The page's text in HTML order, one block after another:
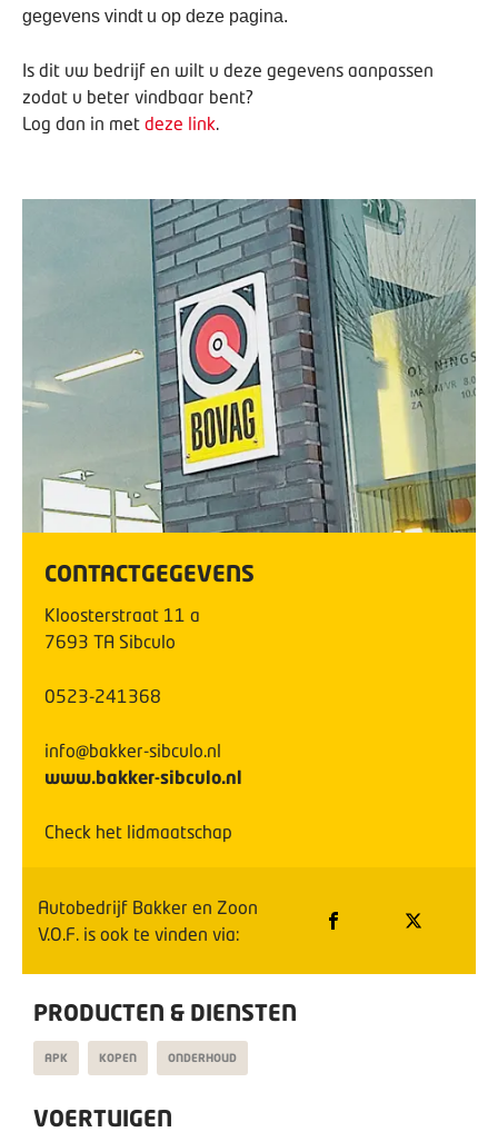
gegevens vindt u op deze pagina.
Is dit uw bedrijf en wilt u deze gegevens aanpassen
zodat u beter vindbaar bent?
Log dan in met deze link.
CONTACTGEGEVENS
Kloosterstraat 11 a
7693 TA Sibculo
0523-241368
info@bakker-sibculo.nl
www.bakker-sibculo.nl
Check het lidmaatschap
Autobedrijf Bakker en Zoon
V.O.F. is ook te vinden via:
PRODUCTEN & DIENSTEN
APK KOPEN ONDERHOUD
VOERTUIGEN